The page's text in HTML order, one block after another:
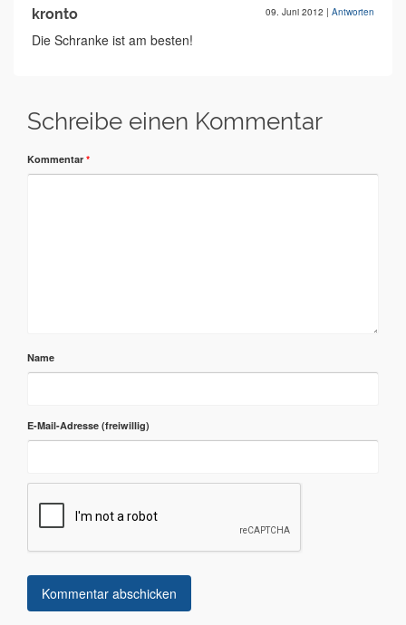
kronto 09. Juni 2012 | Antworten
Die Schranke ist am besten!
Schreibe einen Kommentar
Kommentar *
Name
E-Mail-Adresse